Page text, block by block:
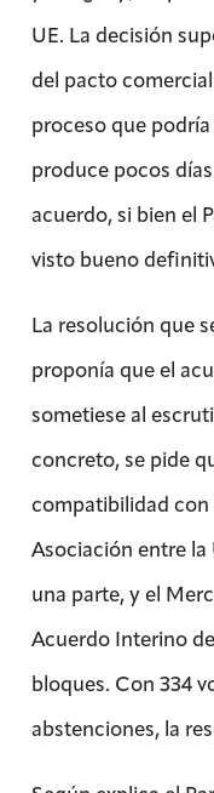
UE. La decisión
del pacto
proceso que
produce pocos
acuerdo, si bien el
visto bueno
La resolución que
proponía que el
sometiese al
concreto, se pide
compatibilidad con
Asociación entre la
una parte, y el
Acuerdo Interino
bloques. Con 334
abstenciones, la